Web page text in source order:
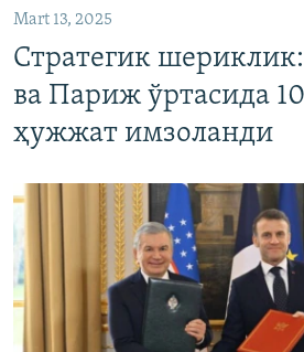
Mart 13, 2025
Стратегик
ва Париж ўртасида
ҳужжат имзоланди